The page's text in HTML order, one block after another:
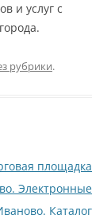
и услуг с
рубрики.
площадка
Электронные
Каталог